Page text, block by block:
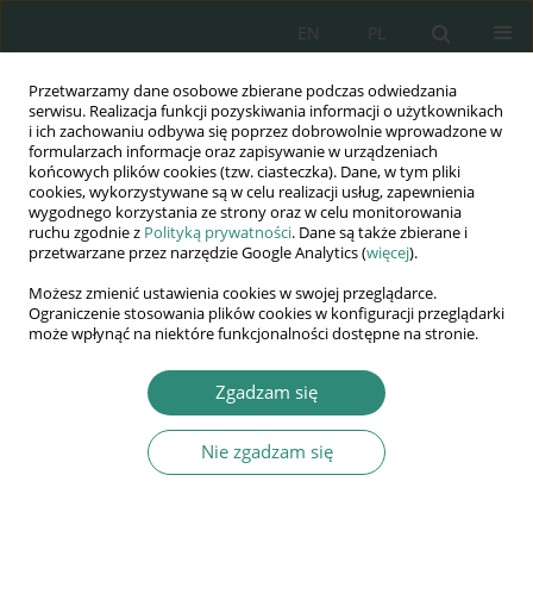
Przetwarzamy dane osobowe zbierane podczas odwiedzania
serwisu. Realizacja funkcji pozyskiwania informacji o użytkownikach
i ich zachowaniu odbywa się poprzez dobrowolnie wprowadzone w
formularzach informacje oraz zapisywanie w urządzeniach
końcowych plików cookies (tzw. ciasteczka). Dane, w tym pliki
cookies, wykorzystywane są w celu realizacji usług, zapewnienia
wygodnego korzystania ze strony oraz w celu monitorowania
ruchu zgodnie z Polityką prywatności. Dane są także zbierane i
przetwarzane przez narzędzie Google Analytics (więcej).
Możesz zmienić ustawienia cookies w swojej przeglądarce.
Ograniczenie stosowania plików cookies w konfiguracji przeglądarki
może wpłynąć na niektóre funkcjonalności dostępne na stronie.
Zgadzam się
Nie zgadzam się
PL
EN
Wydawnictwo
AWSGE
Akademia Nauk Stosowanych
WSGE
im. Alcide De Gasperi
Izabela Nowicka
Poczucie bezpieczeństwa personalnego a zmiany